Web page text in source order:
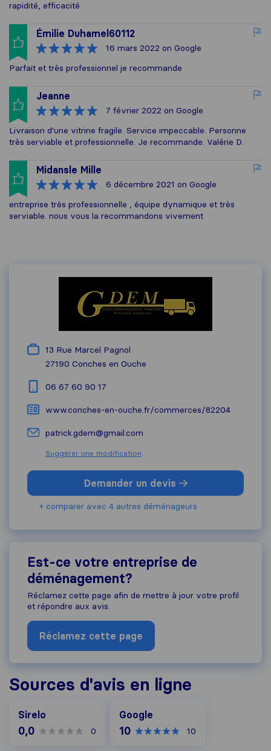
rapidité, efficacité
Émilie Duhamel60112
16 mars 2022 on Google
Parfait et très professionnel je recommande
Jeanne
7 février 2022 on Google
Livraison d'une vitrine fragile. Service impeccable. Personne
très serviable et professionnelle. Je recommande. Valérie D.
Midansle Mille
6 décembre 2021 on Google
entreprise très professionnelle , équipe dynamique et très
serviable. nous vous la recommandons vivement
13 Rue Marcel Pagnol
27190 Conches en Ouche
06 67 60 90 17
www.conches-en-ouche.fr/commerces/82204
patrick.gdem@gmail.com
Suggérer une modification
Demander un devis
+ comparer avec 4 autres déménageurs
Est-ce votre entreprise de
déménagement?
Réclamez cette page afin de mettre à jour votre profil
et répondre aux avis.
Réclamez cette page
Sources d'avis en ligne
Sirelo
0,0 0
Google
10 10